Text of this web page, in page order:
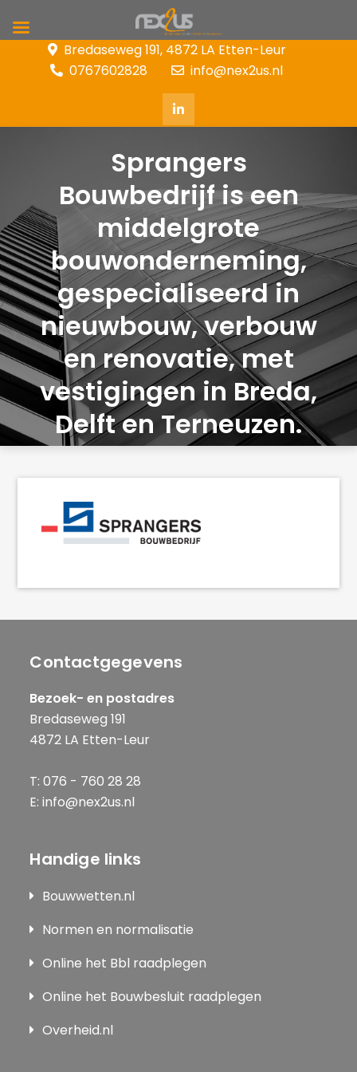
Bredaseweg 191, 4872 LA Etten-Leur
0767602828
info@nex2us.nl
Sprangers
Bouwbedrijf is een
middelgrote
bouwonderneming,
gespecialiseerd in
nieuwbouw, verbouw
en renovatie, met
vestigingen in Breda,
Delft en Terneuzen.
Contactgegevens
Bezoek- en postadres
Bredaseweg 191
4872 LA Etten-Leur
T: 076 - 760 28 28
E: info@nex2us.nl
Handige links
Bouwwetten.nl
Normen en normalisatie
Online het Bbl raadplegen
Online het Bouwbesluit raadplegen
Overheid.nl